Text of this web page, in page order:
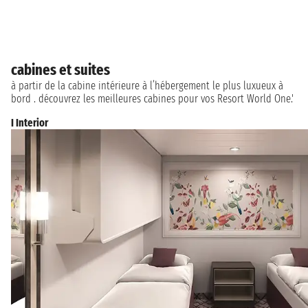
cabines et suites
à partir de la cabine intérieure à l’hébergement le plus luxueux à
bord . découvrez les meilleures cabines pour vos Resort World One.'
I Interior